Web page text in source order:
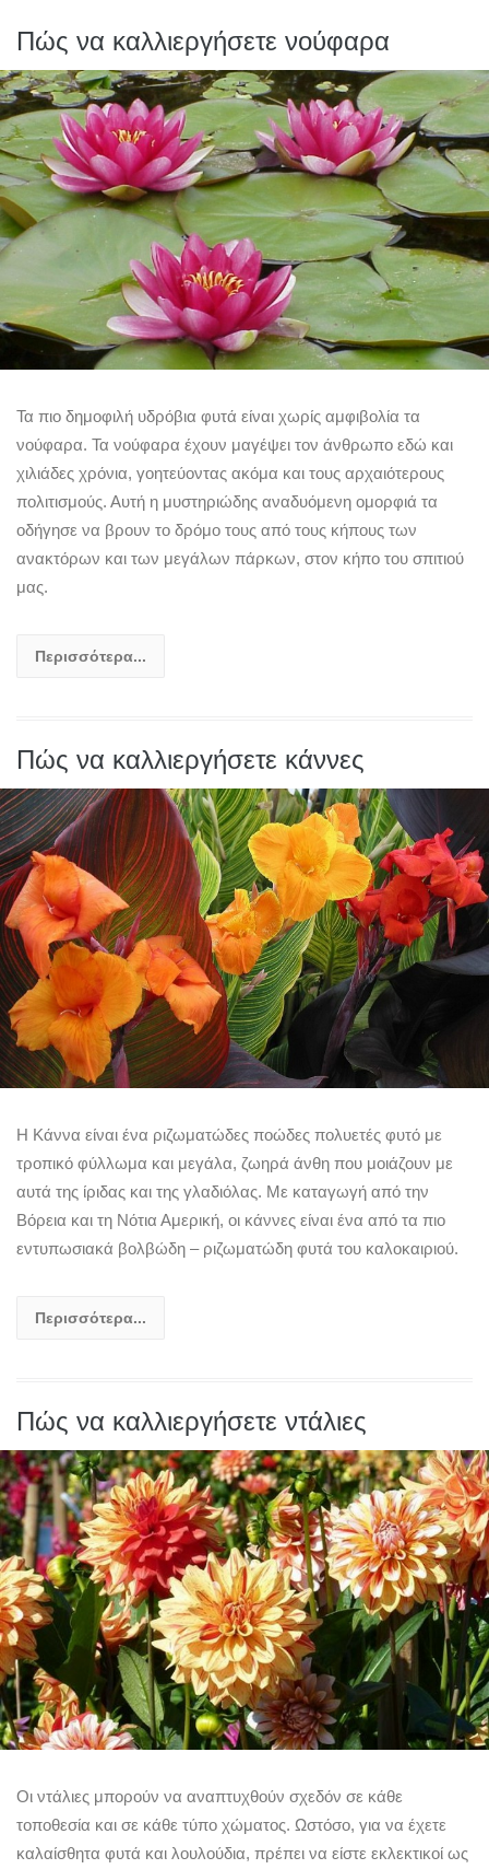
Πώς να καλλιεργήσετε νούφαρα
Τα πιο δημοφιλή υδρόβια φυτά είναι χωρίς αμφιβολία τα
νούφαρα. Τα νούφαρα έχουν μαγέψει τον άνθρωπο εδώ και
χιλιάδες χρόνια, γοητεύοντας ακόμα και τους αρχαιότερους
πολιτισμούς. Αυτή η μυστηριώδης αναδυόμενη ομορφιά τα
οδήγησε να βρουν το δρόμο τους από τους κήπους των
ανακτόρων και των μεγάλων πάρκων, στον κήπο του σπιτιού
μας.
Περισσότερα...
Πώς να καλλιεργήσετε κάννες
Η Κάννα είναι ένα ριζωματώδες ποώδες πολυετές φυτό με
τροπικό φύλλωμα και μεγάλα, ζωηρά άνθη που μοιάζουν με
αυτά της ίριδας και της γλαδιόλας. Με καταγωγή από την
Βόρεια και τη Νότια Αμερική, οι κάννες είναι ένα από τα πιο
εντυπωσιακά βολβώδη – ριζωματώδη φυτά του καλοκαιριού.
Περισσότερα...
Πώς να καλλιεργήσετε ντάλιες
Οι ντάλιες μπορούν να αναπτυχθούν σχεδόν σε κάθε
τοποθεσία και σε κάθε τύπο χώματος. Ωστόσο, για να έχετε
καλαίσθητα φυτά και λουλούδια, πρέπει να είστε εκλεκτικοί ως